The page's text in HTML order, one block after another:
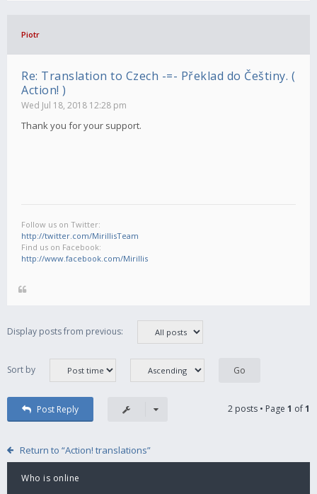
Piotr
Re: Translation to Czech -=- Překlad do Češtiny. (
Action! )
Wed Jul 18, 2018 12:28 pm
Thank you for your support.
Follow us on Twitter:
http://twitter.com/MirillisTeam
Find us on Facebook:
http://www.facebook.com/Mirillis
Display posts from previous:
Sort by
Post Reply 2 posts • Page 1 of1
Return to “Action! translations”
Who is online